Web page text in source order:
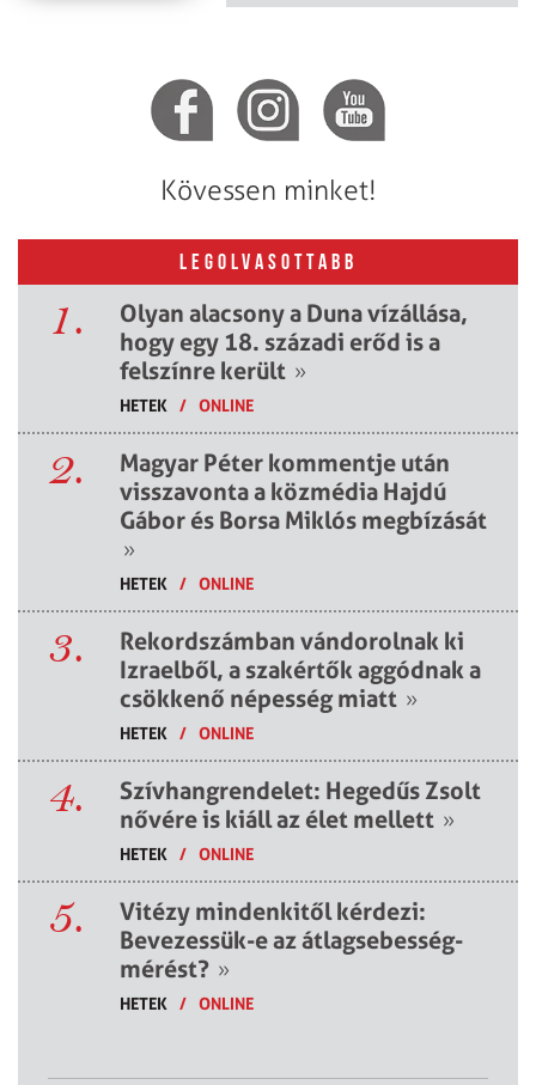
Kövessen minket!
LEGOLVASOTTABB
1.
Olyan alacsony a Duna vízállása,
hogy egy 18. századi erőd is a
felszínre került »
HETEK / ONLINE
2.
Magyar Péter kommentje után
visszavonta a közmédia Hajdú
Gábor és Borsa Miklós megbízását
»
HETEK / ONLINE
3.
Rekordszámban vándorolnak ki
Izraelből, a szakértők aggódnak a
csökkenő népesség miatt »
HETEK / ONLINE
4.
Szívhangrendelet: Hegedűs Zsolt
nővére is kiáll az élet mellett »
HETEK / ONLINE
5.
Vitézy mindenkitől kérdezi:
Bevezessük-e az átlagsebesség-
mérést? »
HETEK / ONLINE